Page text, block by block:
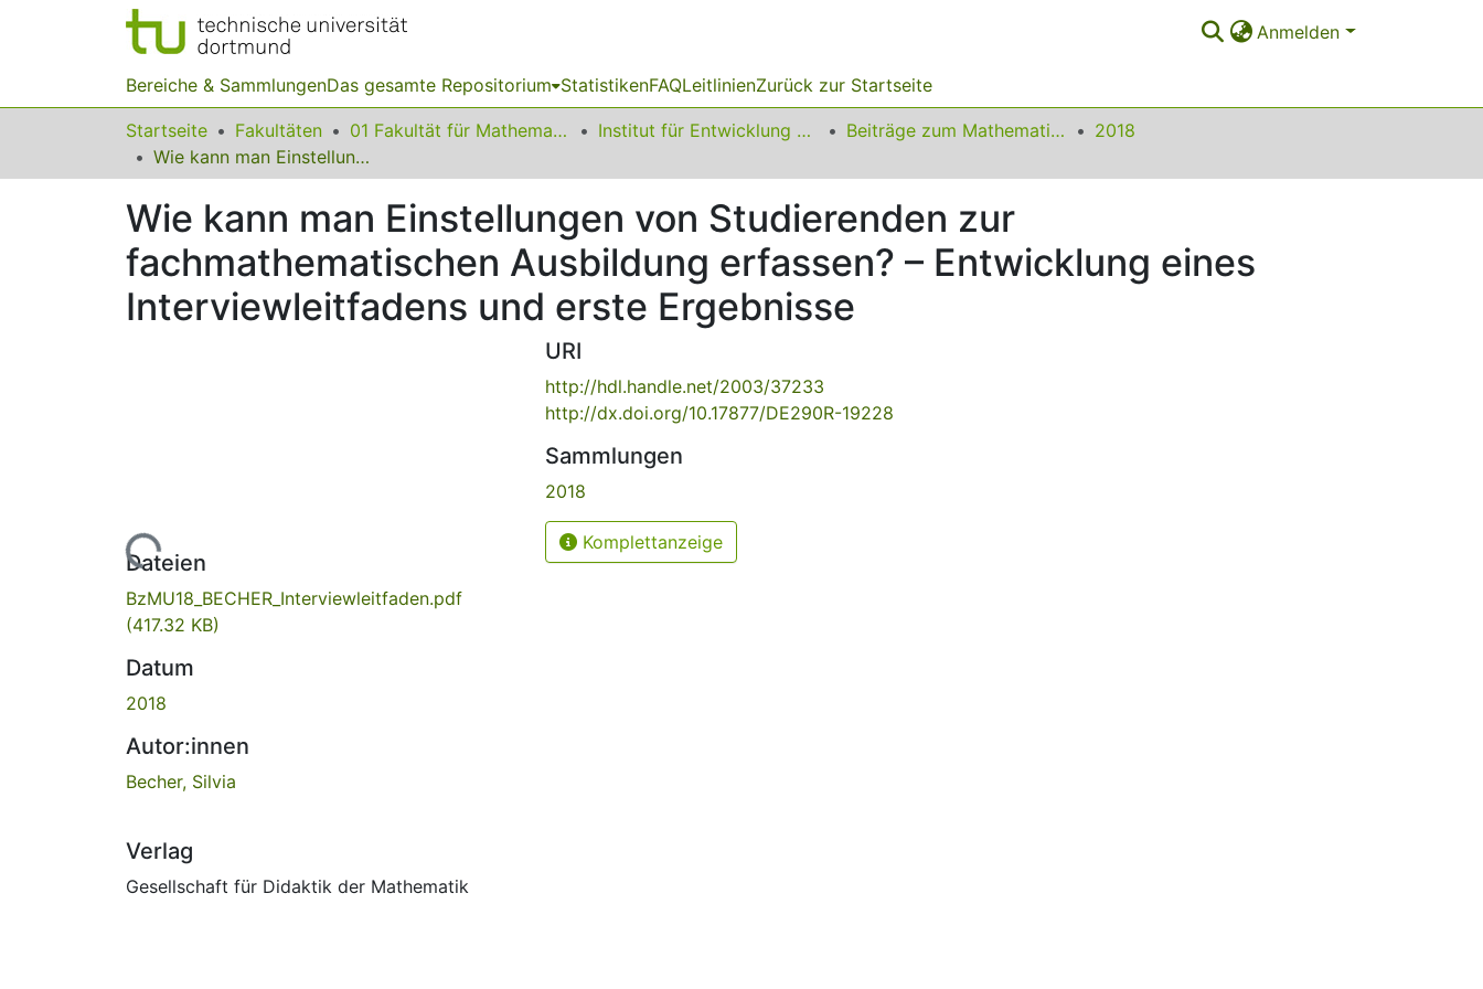
Anmelden
Bereiche & SammlungenDas gesamte Repositorium StatistikenFAQLeitlinienZurück zur Startseite
Startseite Fakultäten 01 Fakultät für Mathematik Institut für Entwicklung und Erforschung des Mathematikunterrichts Beiträge zum Mathematikunterricht
2018
Wie kann man Einstellungen von Studierenden zur fachmathematischen Ausbildung erfassen? – Entwicklung eines Interviewleitfadens und erste Ergebnisse
Wie kann man Einstellungen von Studierenden zur
fachmathematischen Ausbildung erfassen? – Entwicklung eines
Interviewleitfadens und erste Ergebnisse
Lade...
Dateien
BzMU18_BECHER_Interviewleitfaden.pdf
(417.32 KB)
Datum
2018
Autor:innen
Becher, Silvia
Verlag
Gesellschaft für Didaktik der Mathematik
URI
http://hdl.handle.net/2003/37233
http://dx.doi.org/10.17877/DE290R-19228
Sammlungen
2018
Komplettanzeige